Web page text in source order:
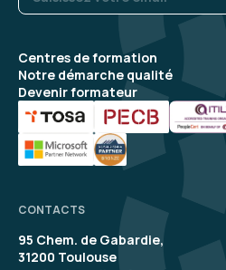
Centres de formation
Notre démarche qualité
Devenir formateur
CONTACTS
95 Chem. de Gabardie,
31200 Toulouse